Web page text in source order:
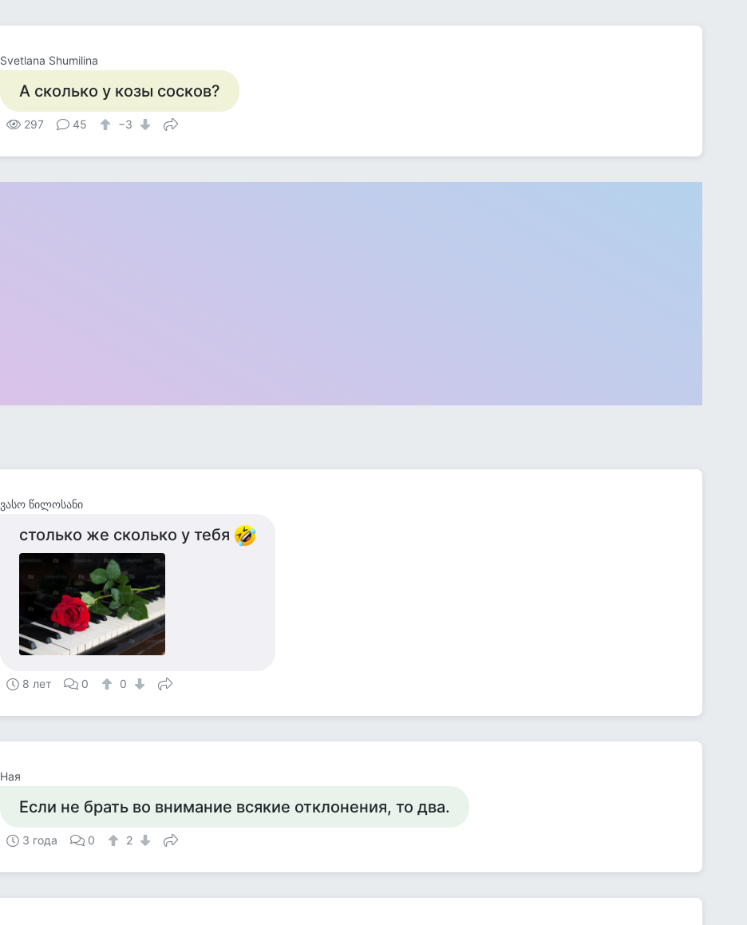
Svetlana Shumilina
А сколько у козы сосков?
297 45 −3
ვასო წილოსანი
столько же сколько у тебя
8 лет 0 0
Ная
Если не брать во внимание всякие отклонения, то два.
3 года 0 2